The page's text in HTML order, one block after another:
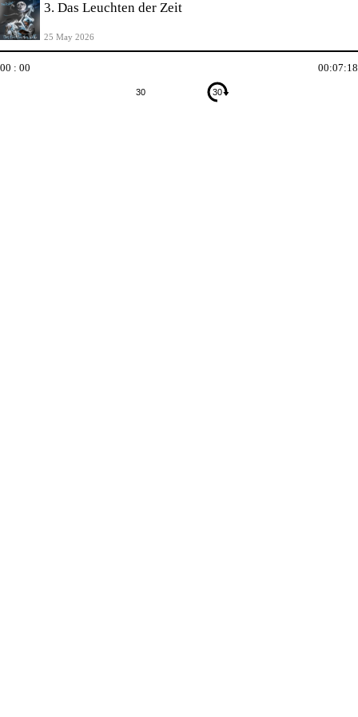
3. Das Leuchten der Zeit
25 May 2026
00 : 00 00:07:18
30 30